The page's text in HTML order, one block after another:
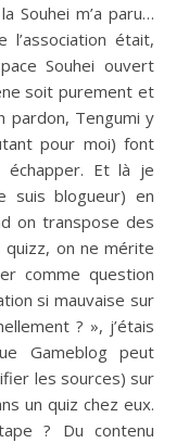
Souhei m’a paru…
l’association était,
Souhei ouvert
soit purement et
pardon, Tengumi y
pour moi) font
échapper. Et là je
suis blogueur) en
on transpose des
on ne mérite
comme question
si mauvaise sur
? », j’étais
Gameblog peut
les sources) sur
un quiz chez eux.
? Du contenu